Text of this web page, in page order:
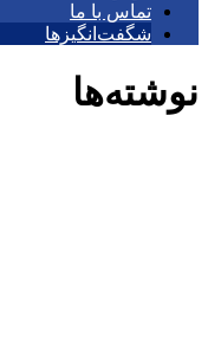
تماس با ما
شگفت‌انگیزها
نوشته‌ها